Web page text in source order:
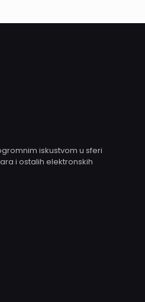
iskustvom u sferi
i ostalih elektronskih